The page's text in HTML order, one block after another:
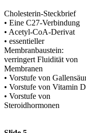
Cholesterin-Steckbrief
• Eine C27-Verbindung
• Acetyl-CoA-Derivat
• essentieller
Membranbaustein:
verringert Fluidität von
Membranen
• Vorstufe von
• Vorstufe von Vitamin D
• Vorstufe von
Steroidhormonen